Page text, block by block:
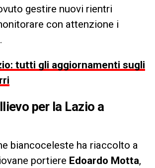
gestire nuovi rientri
con attenzione i
tutti gli aggiornamenti sugli
per la Lazio a
biancoceleste ha riaccolto a
portiere Edoardo Motta,